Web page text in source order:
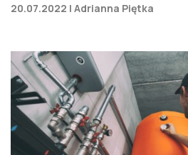
20.07.2022 | Adrianna Piętka